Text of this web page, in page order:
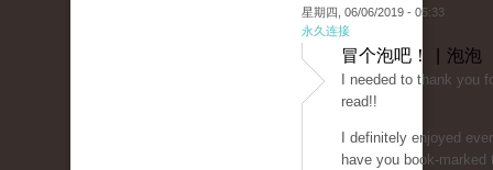
星期四, 06/06/2019 - 05:33
永久连接
冒个泡吧！ | 泡泡
I needed to thank you
read!!
I definitely enjoyed
have you book-marked